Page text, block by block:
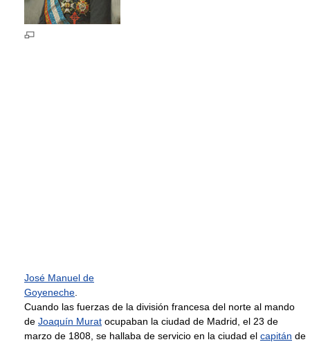
José Manuel de
Goyeneche
Cuando las fuerzas de la división francesa del norte al mando
de Joaquín Murat ocupaban la ciudad de Madrid, el 23 de
marzo de 1808, se hallaba de servicio en la ciudad el capitán de